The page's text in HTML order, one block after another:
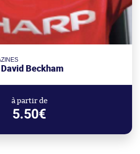
Beckham
à partir de
5.50€